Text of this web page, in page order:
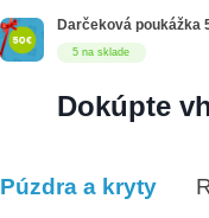
5 na sklade
Darčeková poukážka
8 na sklade
Dokúpte
Vhodné
Púzdra a kryty